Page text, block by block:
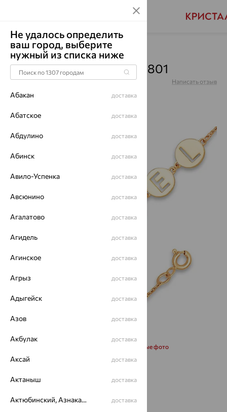
Главная Каталог Браслеты декоративные
Браслет, золото, Б10015801
Артикул:Б10015801 Написать отзыв
Запросить дополнительные фото
Не удалось определить
ваш город, выберите
нужный из списка ниже
Абакан доставка
Абатское доставка
Абдулино доставка
Абинск доставка
Авило-Успенка доставка
Авсюнино доставка
Агалатово доставка
Агидель доставка
Агинское доставка
Агрыз доставка
Адыгейск доставка
Азов доставка
Акбулак доставка
Аксай доставка
Актаныш доставка
Актюбинский, Азнакаевский район доставка